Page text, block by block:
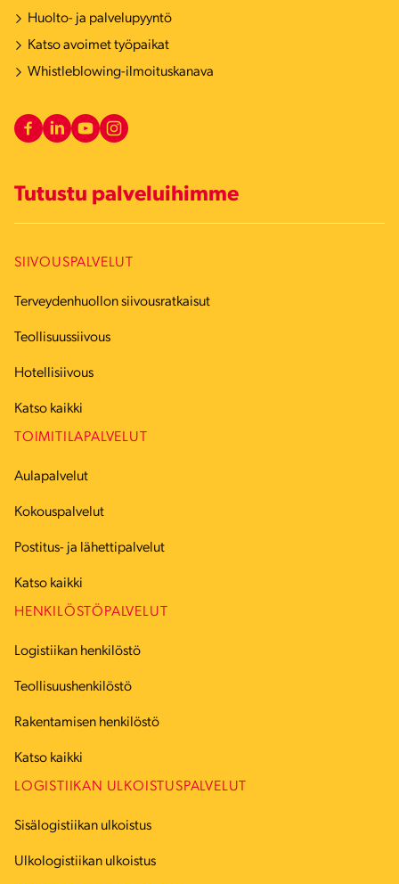
Huolto- ja palvelupyyntö
Katso avoimet työpaikat
Whistleblowing-ilmoituskanava
Tutustu palveluihimme
SIIVOUSPALVELUT
Terveydenhuollon siivousratkaisut
Teollisuussiivous
Hotellisiivous
Katso kaikki
TOIMITILAPALVELUT
Aulapalvelut
Kokouspalvelut
Postitus- ja lähettipalvelut
Katso kaikki
HENKILÖSTÖPALVELUT
Logistiikan henkilöstö
Teollisuushenkilöstö
Rakentamisen henkilöstö
Katso kaikki
LOGISTIIKAN ULKOISTUSPALVELUT
Sisälogistiikan ulkoistus
Ulkologistiikan ulkoistus